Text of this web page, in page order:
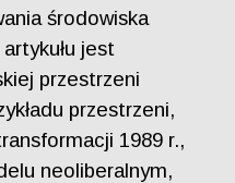
środowiska
jest
przestrzeni
przestrzeni,
1989 r.,
neoliberalnym,